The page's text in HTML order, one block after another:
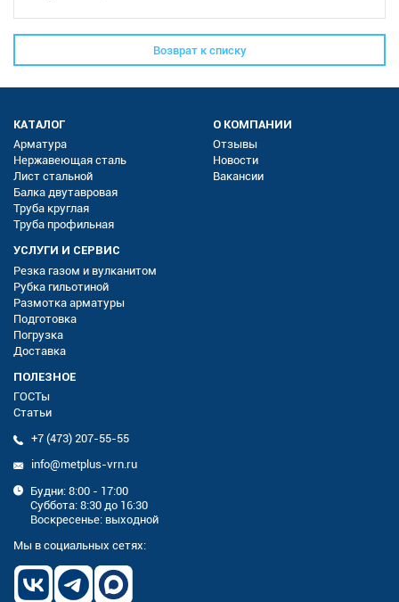
Возврат к списку
КАТАЛОГ
Арматура
Нержавеющая сталь
Лист стальной
Балка двутавровая
Труба круглая
Труба профильная
О КОМПАНИИ
Отзывы
Новости
Вакансии
УСЛУГИ И СЕРВИС
Резка газом и вулканитом
Рубка гильотиной
Размотка арматуры
Подготовка
Погрузка
Доставка
ПОЛЕЗНОЕ
ГОСТы
Статьи
+7 (473) 207-55-55
info@metplus-vrn.ru
Будни: 8:00 - 17:00
Суббота: 8:30 до 16:30
Воскресенье: выходной
Мы в социальных сетях: